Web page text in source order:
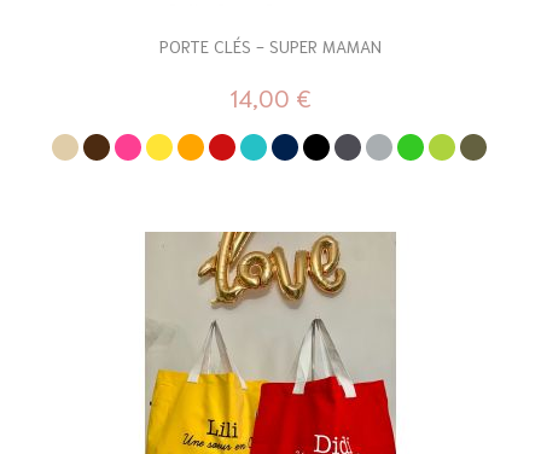
PORTE CLÉS - SUPER MAMAN
14,00 €